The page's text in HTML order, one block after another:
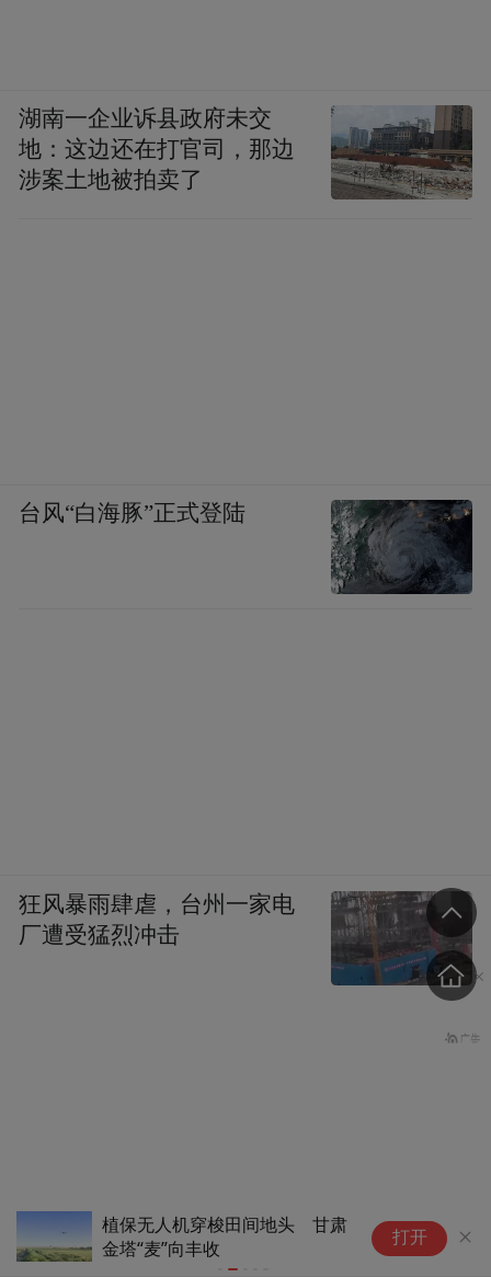
植保无人机穿梭田间地头 甘肃
金塔“麦”向丰收
“
打开
湖南一企业诉县政府未交
地：这边还在打官司，那边
涉案土地被拍卖了
台风“白海豚”正式登陆
狂风暴雨肆虐，台州一家电
厂遭受猛烈冲击